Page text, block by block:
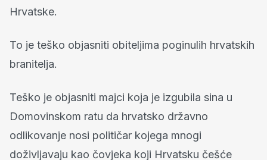
Hrvatske.
To je teško objasniti obiteljima poginulih hrvatskih
branitelja.
Teško je objasniti majci koja je izgubila sina u
Domovinskom ratu da hrvatsko državno
odlikovanje nosi političar kojega mnogi
doživljavaju kao čovjeka koji Hrvatsku češće